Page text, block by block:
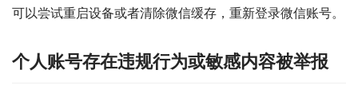
可以尝试重启设备或者清除微信缓存，重新登录微信账号。
个人账号存在违规行为或敏感内容被举报